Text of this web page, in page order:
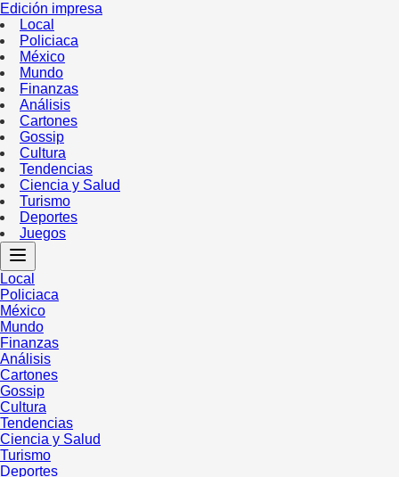
Edición impresa
Local
Policiaca
México
Mundo
Finanzas
Análisis
Cartones
Gossip
Cultura
Tendencias
Ciencia y Salud
Turismo
Deportes
Juegos
Local
Policiaca
México
Mundo
Finanzas
Análisis
Cartones
Gossip
Cultura
Tendencias
Ciencia y Salud
Turismo
Deportes